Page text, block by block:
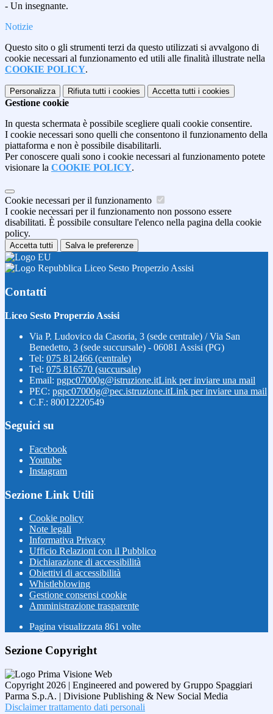
- Un insegnante.
Notizie
Questo sito o gli strumenti terzi da questo utilizzati si avvalgono di
cookie necessari al funzionamento ed utili alle finalità illustrate nella
COOKIE POLICY.
Personalizza Rifiuta tutti i cookies Accetta tutti i cookies
Gestione cookie
In questa schermata è possibile scegliere quali cookie consentire.
I cookie necessari sono quelli che consentono il funzionamento della
piattaforma e non è possibile disabilitarli.
Per conoscere quali sono i cookie necessari al funzionamento potete
visionare la COOKIE POLICY.
Cookie necessari per il funzionamento
I cookie necessari per il funzionamento non possono essere
disabilitati. È possibile consultare l'elenco nella pagina della cookie
policy.
Accetta tutti Salva le preferenze
Liceo Sesto Properzio Assisi
Contatti
Liceo Sesto Properzio Assisi
Via P. Ludovico da Casoria, 3 (sede centrale) / Via San
Benedetto, 3 (sede succursale) - 06081 Assisi (PG)
Tel: 075 812466 (centrale)
Tel: 075 816570 (succursale)
Email: pgpc07000g@istruzione.itLink per inviare una mail
PEC: pgpc07000g@pec.istruzione.itLink per inviare una mail
C.F.: 80012220549
Seguici su
Facebook
Youtube
Instagram
Sezione Link Utili
Cookie policy
Note legali
Informativa Privacy
Ufficio Relazioni con il Pubblico
Dichiarazione di accessibilità
Obiettivi di accessibilità
Whistleblowing
Gestione consensi cookie
Amministrazione trasparente
Pagina visualizzata 861 volte
Sezione Copyright
Copyright 2026 | Engineered and powered by Gruppo Spaggiari
Parma S.p.A. | Divisione Publishing & New Social Media
Disclaimer trattamento dati personali